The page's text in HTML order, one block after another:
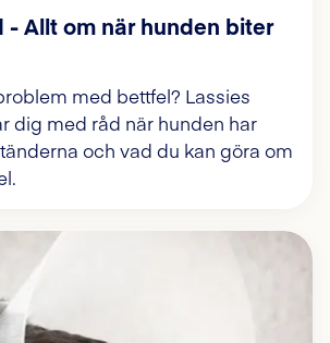
- Allt om när hunden biter
med bettfel? Lassies
dig med råd när hunden har
och vad du kan göra om